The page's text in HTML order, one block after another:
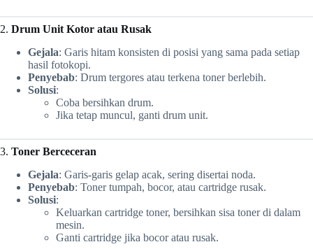
2. Drum Unit Kotor atau Rusak
Gejala: Garis hitam konsisten di posisi yang sama pada setiap
hasil fotokopi.
Penyebab: Drum tergores atau terkena toner berlebih.
Solusi:
Coba bersihkan drum.
Jika tetap muncul, ganti drum unit.
3. Toner Berceceran
Gejala: Garis-garis gelap acak, sering disertai noda.
Penyebab: Toner tumpah, bocor, atau cartridge rusak.
Solusi:
Keluarkan cartridge toner, bersihkan sisa toner di dalam
mesin.
Ganti cartridge jika bocor atau rusak.